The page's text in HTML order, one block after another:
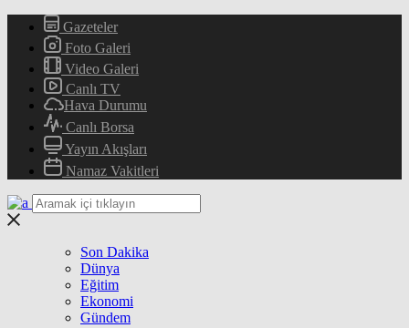
Gazeteler
Foto Galeri
Video Galeri
Canlı TV
Hava Durumu
Canlı Borsa
Yayın Akışları
Namaz Vakitleri
Son Dakika
Dünya
Eğitim
Ekonomi
Gündem